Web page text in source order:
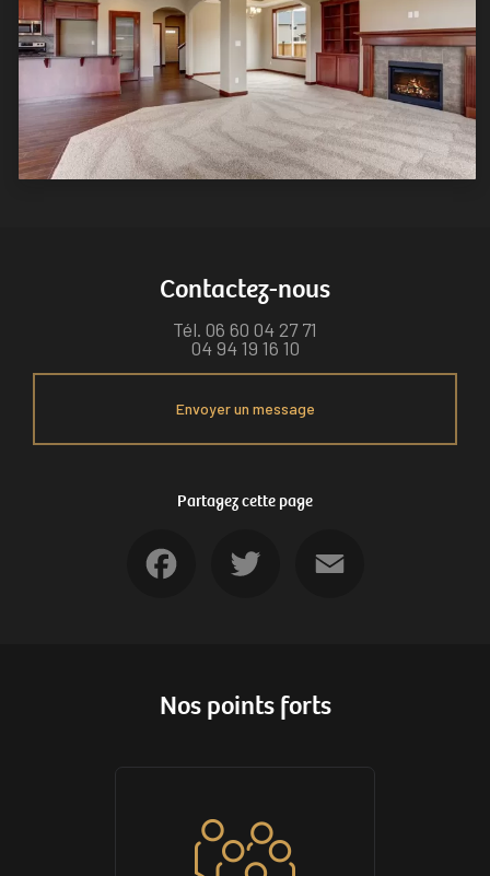
Contactez-nous
Tél. 06 60 04 27 71
04 94 19 16 10
Envoyer un message
Partagez cette page
Nos points forts